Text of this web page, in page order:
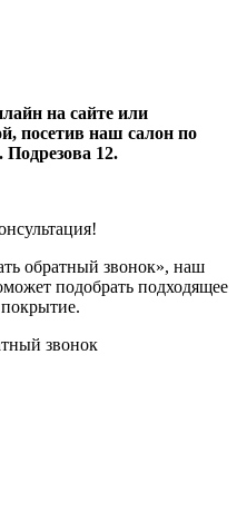
на сайте или
посетив наш салон по
Подрезова 12.
обратный звонок», наш
подобрать подходящее
звонок